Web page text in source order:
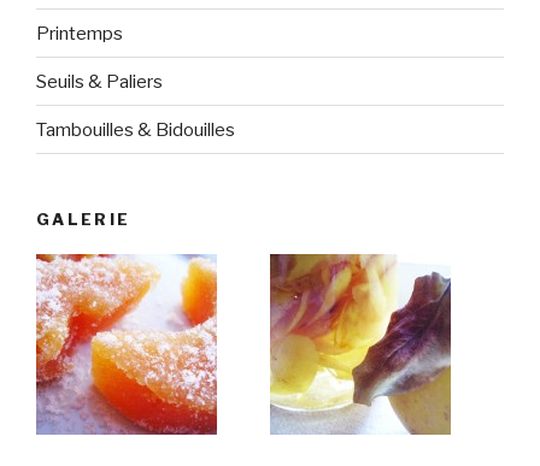
Printemps
Seuils & Paliers
Tambouilles & Bidouilles
GALERIE